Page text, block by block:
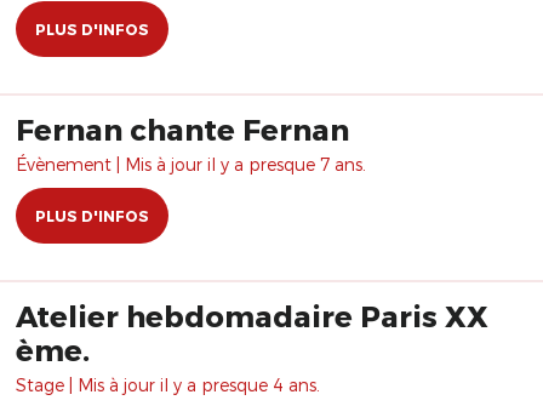
PLUS D'INFOS
Fernan chante Fernan
Évènement | Mis à jour il y a presque 7 ans.
PLUS D'INFOS
Atelier hebdomadaire Paris XX
ème.
Stage | Mis à jour il y a presque 4 ans.